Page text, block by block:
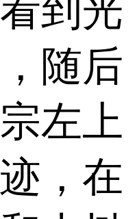
到光
随后
左上
，在